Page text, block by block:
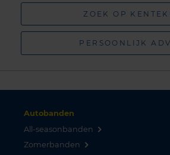
ZOEK OP
PERSOONLIJK
Autobanden
All-seasonbanden
Zomerbanden